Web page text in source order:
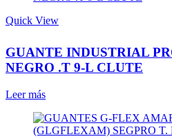
Quick View
GUANTE INDUSTRIAL
NEGRO .T 9-L CLUTE
Leer más